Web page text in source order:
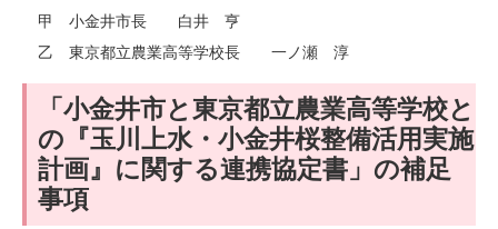
甲 小金井市長 白井 亨
乙 東京都立農業高等学校長 一ノ瀬 淳
「小金井市と東京都立農業高等学校と
の『玉川上水・小金井桜整備活用実施
計画』に関する連携協定書」の補足
事項